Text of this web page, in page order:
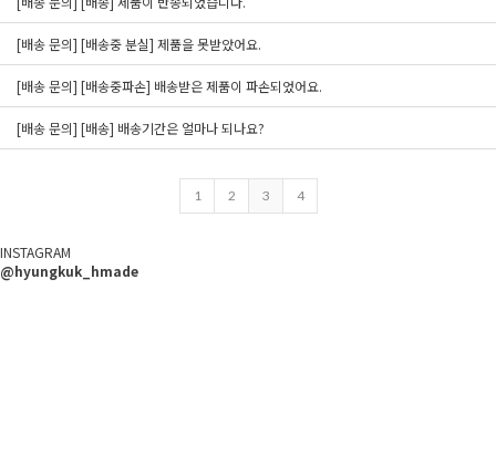
[배송 문의] [배송중 분실] 제품을 못받았어요.
[배송 문의] [배송중파손] 배송받은 제품이 파손되었어요.
[배송 문의] [배송] 배송기간은 얼마나 되나요?
1 2 3 4
INSTAGRAM
@hyungkuk_hmade